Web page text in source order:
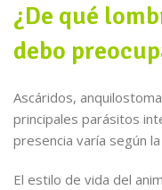
¿De qué
debo
Ascáridos,
principales parásitos
presencia varía según
El estilo de vida del